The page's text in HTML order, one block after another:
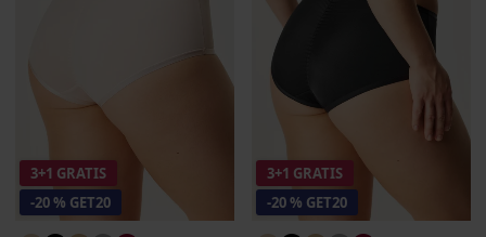
3+1 GRATIS
-20 % GET20
3+1 GRATIS
-20 % GET20